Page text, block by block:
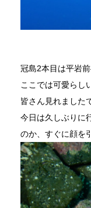
冠島2本目は平岩前
ここでは可愛らし
皆さん見れました
今日は久しぶりに
のか、すぐに顔を